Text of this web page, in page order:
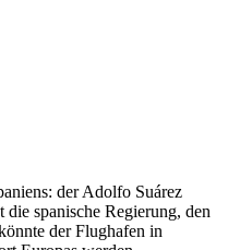
der Adolfo Suárez
spanische Regierung, den
der Flughafen in